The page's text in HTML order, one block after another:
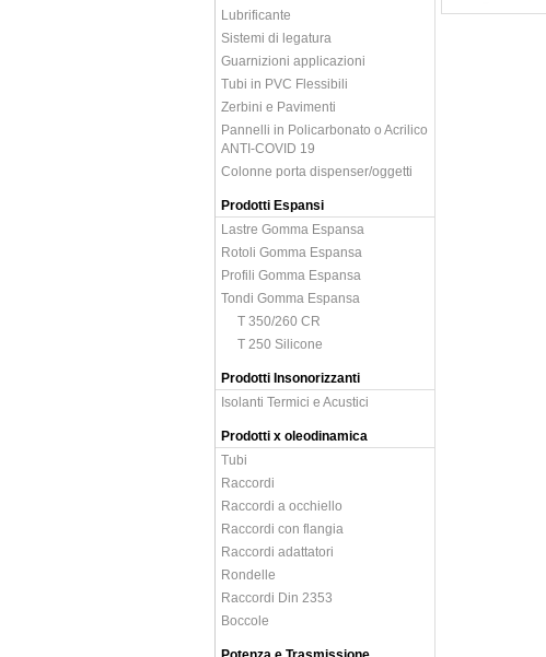
Lubrificante
Sistemi di legatura
Guarnizioni applicazioni
Tubi in PVC Flessibili
Zerbini e Pavimenti
Pannelli in Policarbonato o Acrilico
ANTI-COVID 19
Colonne porta dispenser/oggetti
Prodotti Espansi
Lastre Gomma Espansa
Rotoli Gomma Espansa
Profili Gomma Espansa
Tondi Gomma Espansa
T 350/260 CR
T 250 Silicone
Prodotti Insonorizzanti
Isolanti Termici e Acustici
Prodotti x oleodinamica
Tubi
Raccordi
Raccordi a occhiello
Raccordi con flangia
Raccordi adattatori
Rondelle
Raccordi Din 2353
Boccole